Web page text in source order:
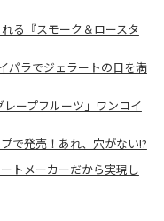
る『スモーク＆ロースタ
パラでジェラートの日を満
ープフルーツ」ワンコイ
で発売！あれ、穴がない!?
トメーカーだから実現し